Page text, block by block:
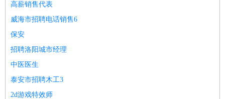
高薪销售代表
威海市招聘电话销售6
保安
招聘洛阳城市经理
中医医生
泰安市招聘木工3
2d游戏特效师